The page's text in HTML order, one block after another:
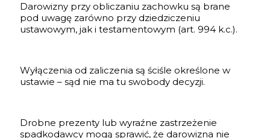
Darowizny przy obliczaniu zachowku są brane
pod uwagę zarówno przy dziedziczeniu
ustawowym, jak i testamentowym (art. 994 k.c.).
Wyłączenia od zaliczenia są ściśle określone w
ustawie – sąd nie ma tu swobody decyzji.
Drobne prezenty lub wyraźne zastrzeżenie
spadkodawcy mogą sprawić, że darowizna nie